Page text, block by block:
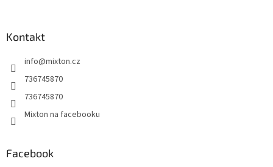
Kontakt
info@mixton.cz
736745870
736745870
Mixton na facebooku
Facebook